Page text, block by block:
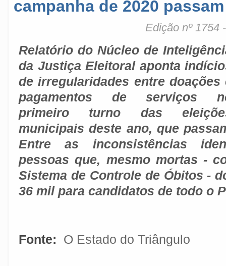
campanha de 2020
Edição nº 1754
Relatório do Núcleo de
da Justiça Eleitoral aponta
de irregularidades entre doações
pagamentos de serviços
primeiro turno das
municipais deste ano, que
Entre as inconsistências
pessoas que, mesmo mortas -
Sistema de Controle de Óbitos -
36 mil para candidatos de todo o
Fonte: O Estado do Triângulo